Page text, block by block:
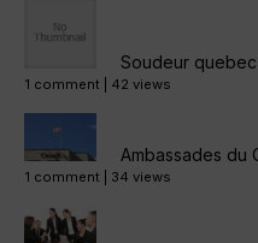
Soudeur quebec
1 comment 42 views
Ambassades du
1 comment 34 views